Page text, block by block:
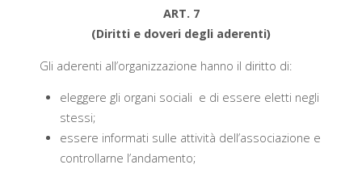
ART. 7
(Diritti e doveri degli aderenti)
Gli aderenti all’organizzazione hanno il diritto di:
eleggere gli organi sociali e di essere eletti negli
stessi;
essere informati sulle attività dell’associazione e
controllarne l’andamento;